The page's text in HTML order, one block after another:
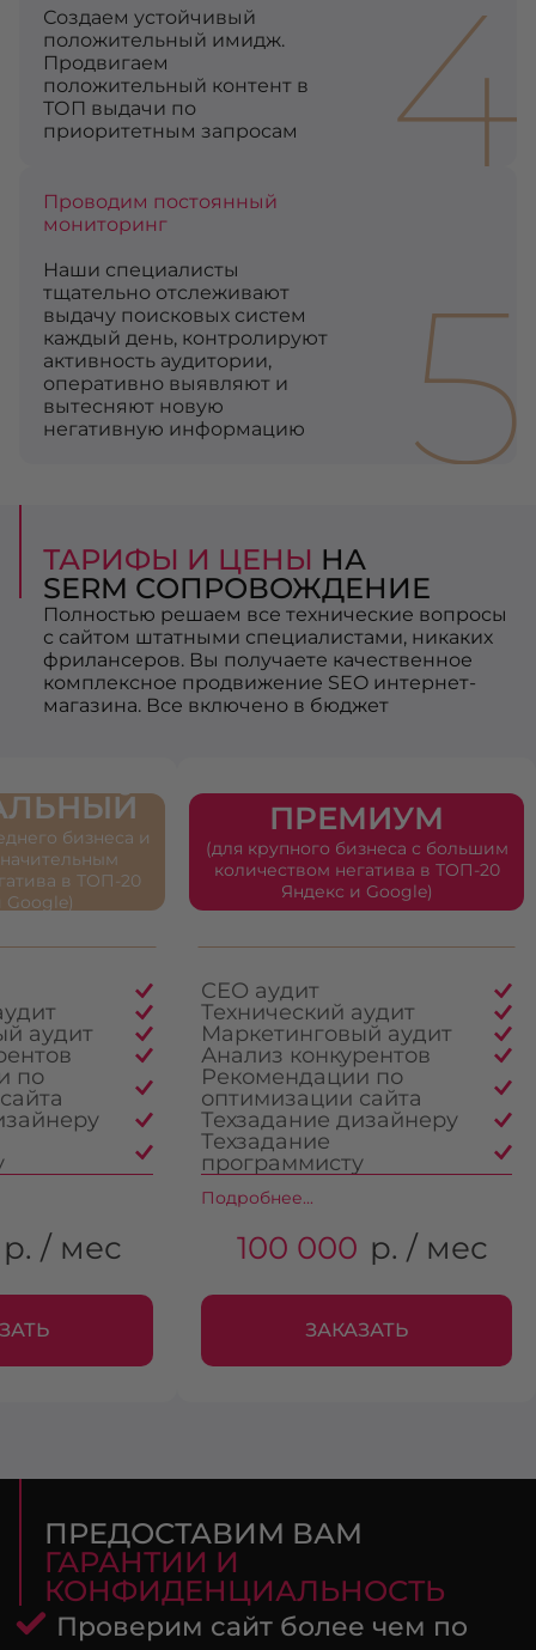
Создаем устойчивый
положительный имидж.
Продвигаем
положительный контент в
ТОП выдачи по
приоритетным запросам
4
Проводим постоянный
мониторинг
Наши специалисты
тщательно отслеживают
выдачу поисковых систем
каждый день, контролируют
активность аудитории,
оперативно выявляют и
вытесняют новую
негативную информацию
5
ТАРИФЫ И ЦЕНЫ НА
SERM СОПРОВОЖДЕНИЕ
Полностью решаем все технические вопросы
с сайтом штатными специалистами, никаких
фрилансеров. Вы получаете качественное
комплексное продвижение SEO интернет-
магазина. Все включено в бюджет
бизнеса и
в ТОП-20
Google)
аудит
по
р. / мес
ПРЕМИУМ
(для крупного бизнеса с большим
количеством негатива в ТОП-20
Яндекс и Google)
СЕО аудит
Технический аудит
Маркетинговый аудит
Анализ конкурентов
Рекомендации по
оптимизации сайта
Техзадание дизайнеру
Техзадание
программисту
Подробнее...
100 000 р. / мес
ЗАКАЗАТЬ
ПРЕДОСТАВИМ ВАМ
ГАРАНТИИ И
КОНФИДЕНЦИАЛЬНОСТЬ
Проверим сайт более чем по